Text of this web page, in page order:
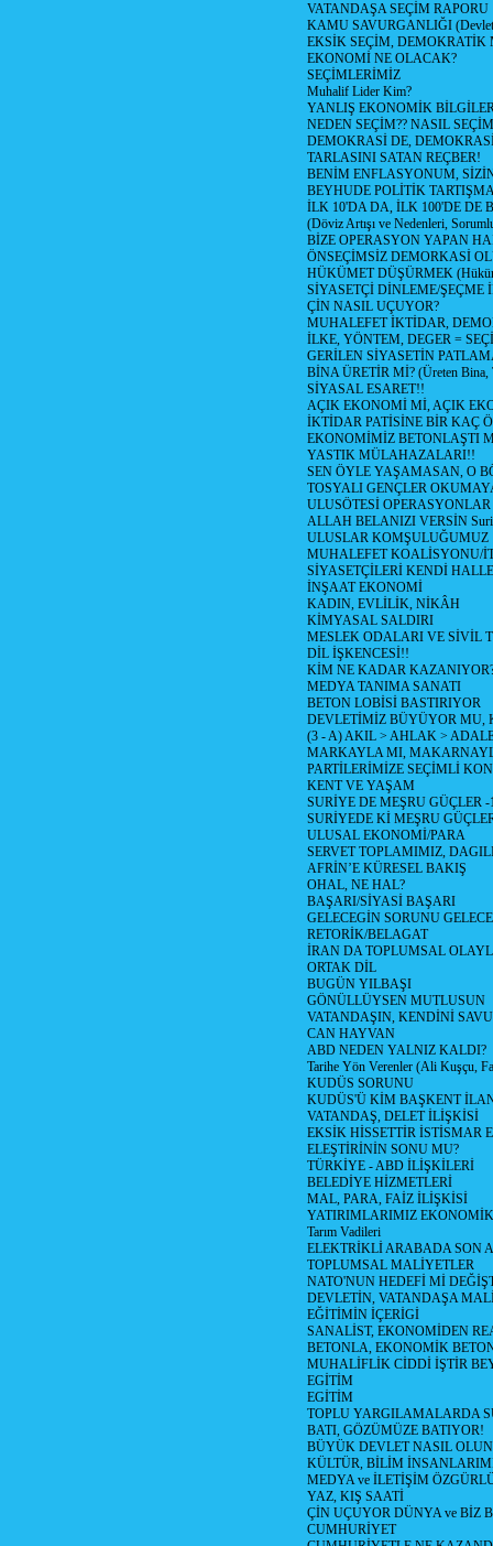
VATANDAŞA SEÇİM RAPORU
KAMU SAVURGANLIĞI (Devlet
EKSİK SEÇİM, DEMOKRATİK
EKONOMİ NE OLACAK?
SEÇİMLERİMİZ
Muhalif Lider Kim?
YANLIŞ EKONOMİK
NEDEN SEÇİM?? NASIL
DEMOKRASİ DE,
TARLASINI SATAN REÇBER!
BENİM ENFLASYONUM,
BEYHUDE POLİTİK
İLK 10'DA DA, İLK 100'DE DE
(Döviz Artışı ve Nedenleri,
BİZE OPERASYON YAPAN
ÖNSEÇİMSİZ DEMORKASİ
HÜKÜMET DÜŞÜRMEK
SİYASETÇİ DİNLEME/ŞEÇME
ÇİN NASIL UÇUYOR?
MUHALEFET İKTİDAR,
İLKE, YÖNTEM, DEGER =
GERİLEN SİYASETİN
BİNA ÜRETİR Mİ? (Üreten Bina,
SİYASAL ESARET!!
AÇIK EKONOMİ Mİ, AÇIK
İKTİDAR PATİSİNE BİR KAÇ
EKONOMİMİZ BETONLAŞTI
YASTIK MÜLAHAZALARI!!
SEN ÖYLE YAŞAMASAN, O
TOSYALI GENÇLER
ULUSÖTESİ OPERASYONLAR
ALLAH BELANIZI VERSİN
ULUSLAR KOMŞULUĞUMUZ
MUHALEFET KOALİSYONU/
SİYASETÇİLERİ KENDİ
İNŞAAT EKONOMİ
KADIN, EVLİLİK, NİKÂH
KİMYASAL SALDIRI
MESLEK ODALARI VE SİVİL
DİL İŞKENCESİ!!
KİM NE KADAR
MEDYA TANIMA SANATI
BETON LOBİSİ BASTIRIYOR
DEVLETİMİZ BÜYÜYOR MU,
(3 - A) AKIL > AHLAK >
MARKAYLA MI,
PARTİLERİMİZE SEÇİMLİ
KENT VE YAŞAM
SURİYE DE MEŞRU GÜÇLER -
SURİYEDE Kİ MEŞRU
ULUSAL EKONOMİ/PARA
SERVET TOPLAMIMIZ,
AFRİN’E KÜRESEL BAKIŞ
OHAL, NE HAL?
BAŞARI/SİYASİ BAŞARI
GELECEGİN SORUNU
RETORİK/BELAGAT
İRAN DA TOPLUMSAL
ORTAK DİL
BUGÜN YILBAŞI
GÖNÜLLÜYSEN MUTLUSUN
VATANDAŞIN, KENDİNİ
CAN HAYVAN
ABD NEDEN YALNIZ KALDI?
Tarihe Yön Verenler (Ali Kuşçu,
KUDÜS SORUNU
KUDÜS'Ü KİM BAŞKENT
VATANDAŞ, DELET İLİŞKİSİ
EKSİK HİSSETTİR İSTİSMAR
ELEŞTİRİNİN SONU MU?
TÜRKİYE - ABD İLİŞKİLERİ
BELEDİYE HİZMETLERİ
MAL, PARA, FAİZ İLİŞKİSİ
YATIRIMLARIMIZ
Tarım Vadileri
ELEKTRİKLİ ARABADA SON
TOPLUMSAL MALİYETLER
NATO'NUN HEDEFİ Mİ
DEVLETİN, VATANDAŞA
EĞİTİMİN İÇERİGİ
SANALİST, EKONOMİDEN
BETONLA, EKONOMİK
MUHALİFLİK CİDDİ İŞTİR
EGİTİM
EGİTİM
TOPLU YARGILAMALARDA
BATI, GÖZÜMÜZE BATIYOR!
BÜYÜK DEVLET NASIL
KÜLTÜR, BİLİM
MEDYA ve İLETİŞİM
YAZ, KIŞ SAATİ
ÇİN UÇUYOR DÜNYA ve BİZ
CUMHURİYET